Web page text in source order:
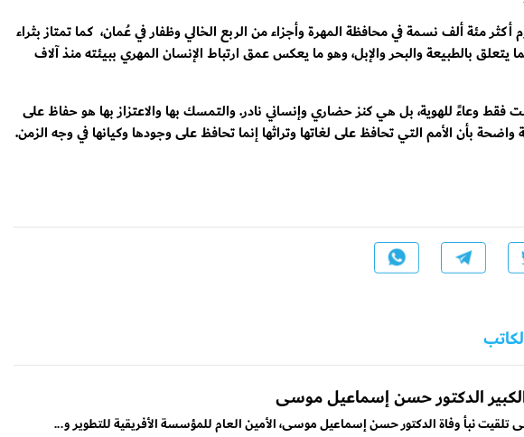
أكثر مئة ألف نسمة في محافظة المهرة وأجزاء من الربع الخالي وظفار في عُمان، كما تمتاز بثراء
يتعلق بالطبيعة والبحر والإبل، وهو ما يعكس عمق ارتباط الإنسان المهري ببيئته منذ آلاف
فقط وعاءً للهوية، بل هي كنز حضاري وإنساني نادر. والتمسك بها والاعتزاز بها هو حفاظ على
واضحة بأن الأمم التي تحافظ على لغاتها وتراثها إنما تحافظ على وجودها وكيانها في وجه الزمن.
الدكتور حسن إسماعيل موسى
تلقيت نبأ وفاة الدكتور حسن إسماعيل موسى، الأمين العام للمؤسسة الأفريقية للتطوير و...